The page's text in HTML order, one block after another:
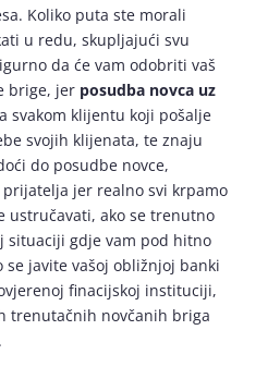
Koliko puta ste morali
u redu, skupljajući svu
da će vam odobriti vaš
brige, jer posudba novca uz
svakom klijentu koji pošalje
svojih klijenata, te znaju
do posudbe novce,
jer realno svi krpamo
ustručavati, ako se trenutno
situaciji gdje vam pod hitno
se javite vašoj obližnjoj banki
finacijskoj instituciji,
trenutačnih novčanih briga